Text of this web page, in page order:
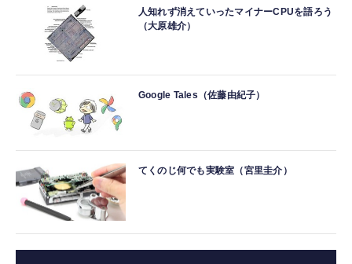
人知れず消えていったマイナーCPUを語ろう
（大原雄介）
Google Tales（佐藤由紀子）
てくのじ何でも実験室（宮里圭介）